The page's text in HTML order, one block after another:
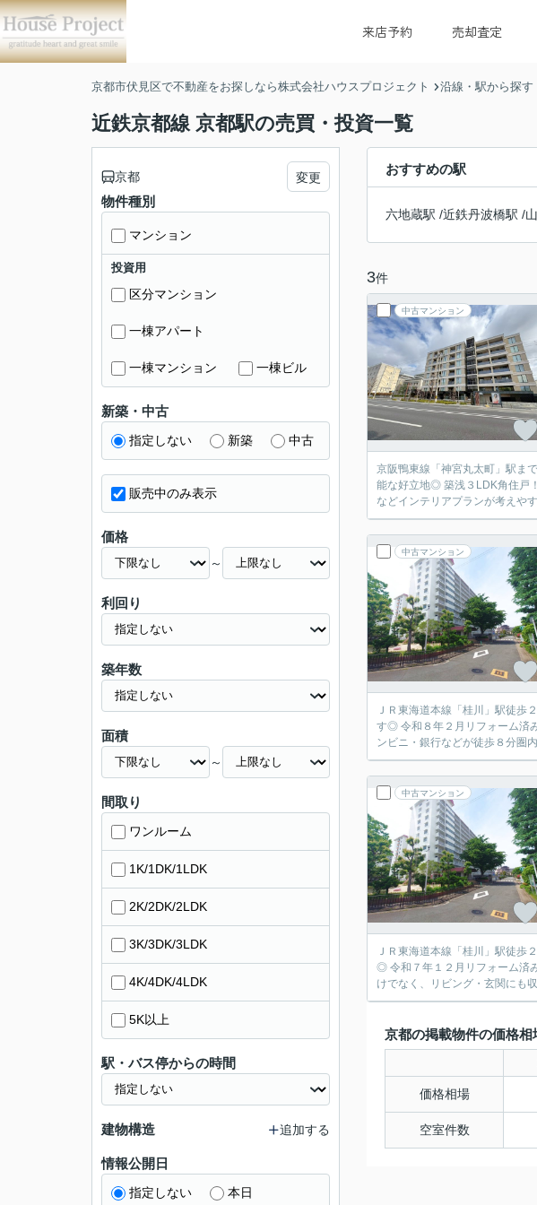
来店予約 売却査定
京都市伏見区で不動産をお探しなら株式会社ハウスプロジェクト 沿線・駅から探す
近鉄京都線 京都駅の売買・投資一覧
おすすめの駅
六地蔵駅 /近鉄丹波橋駅 /
3件
中古マンション
京阪鴨東線「神宮丸太町」駅ま
能な好立地◎ 築浅３LDK角住戸
などインテリアプランが考えや
中古マンション
ＪＲ東海道本線「桂川」駅徒歩
す◎ 令和８年２月リフォーム済
ンビニ・銀行などが徒歩８分圏
中古マンション
ＪＲ東海道本線「桂川」駅徒歩
◎ 令和７年１２月リフォーム済
けでなく、リビング・玄関にも
京都の掲載物件の価格相
価格相場
空室件数
京都 変更
物件種別
マンション
投資用
区分マンション
一棟アパート
一棟マンション 一棟ビル
新築・中古
指定しない 新築 中古
販売中のみ表示
価格
～
利回り
築年数
面積
～
間取り
ワンルーム
1K/1DK/1LDK
2K/2DK/2LDK
3K/3DK/3LDK
4K/4DK/4LDK
5K以上
駅・バス停からの時間
建物構造 追加する
情報公開日
指定しない 本日